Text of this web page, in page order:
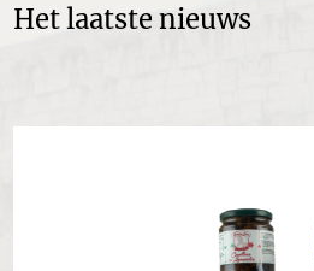
Het laatste nieuws